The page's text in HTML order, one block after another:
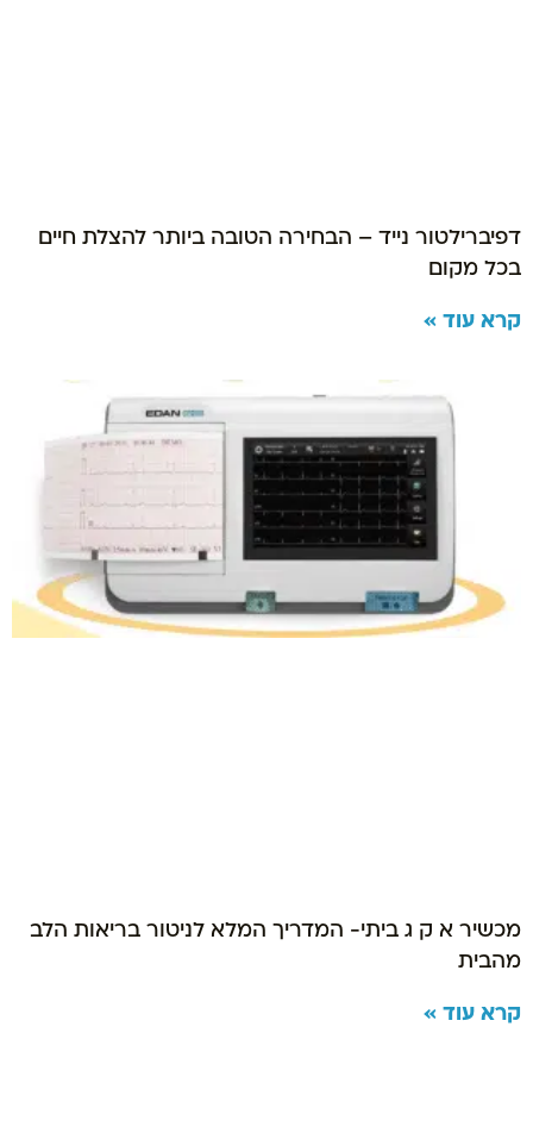
דפיברילטור נייד – הבחירה הטובה ביותר להצלת חיים
בכל מקום
קרא עוד »
מכשיר א ק ג ביתי- המדריך המלא לניטור בריאות הלב
מהבית
קרא עוד »